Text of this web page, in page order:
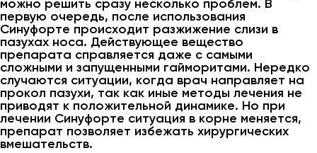
можно решить сразу несколько проблем. В
первую очередь, после использования
Синуфорте происходит разжижение слизи в
пазухах носа. Действующее вещество
препарата справляется даже с самыми
сложными и запущенными гайморитами. Нередко
случаются ситуации, когда врач направляет на
прокол пазухи, так как иные методы лечения не
приводят к положительной динамике. Но при
лечении Синуфорте ситуация в корне меняется,
препарат позволяет избежать хирургических
вмешательств.